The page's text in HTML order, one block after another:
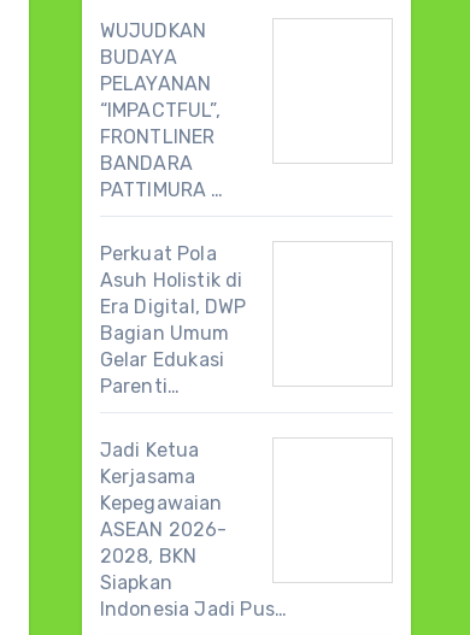
WUJUDKAN
BUDAYA
PELAYANAN
“IMPACTFUL”,
FRONTLINER
BANDARA
PATTIMURA …
Perkuat Pola
Asuh Holistik di
Era Digital, DWP
Bagian Umum
Gelar Edukasi
Parenti…
Jadi Ketua
Kerjasama
Kepegawaian
ASEAN 2026-
2028, BKN
Siapkan
Indonesia Jadi Pus…